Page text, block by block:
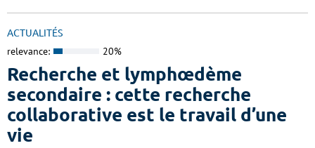
ACTUALITÉS
relevance: 20%
Recherche et lymphœdème
secondaire : cette recherche
collaborative est le travail d’une
vie